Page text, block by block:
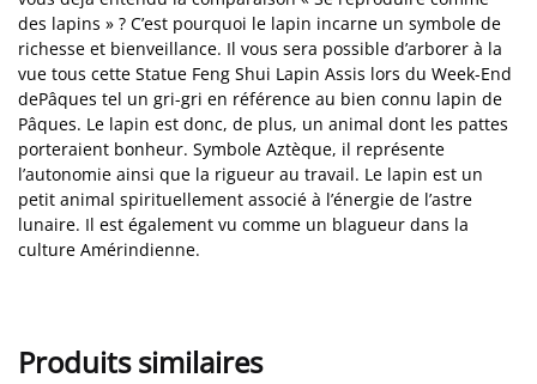
des lapins » ? C’est pourquoi le lapin incarne un symbole de
richesse et bienveillance. Il vous sera possible d’arborer à la
vue tous cette Statue Feng Shui Lapin Assis lors du Week-End
dePâques tel un gri-gri en référence au bien connu lapin de
Pâques. Le lapin est donc, de plus, un animal dont les pattes
porteraient bonheur. Symbole Aztèque, il représente
l’autonomie ainsi que la rigueur au travail. Le lapin est un
petit animal spirituellement associé à l’énergie de l’astre
lunaire. Il est également vu comme un blagueur dans la
culture Amérindienne.
Produits similaires